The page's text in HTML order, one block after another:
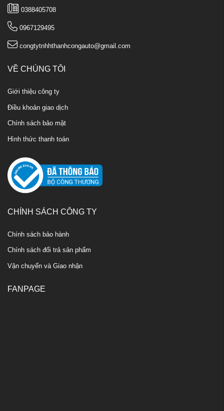
0388405708
0967129495
congtytnhhthanhcongauto@gmail.com
VỀ CHÚNG TÔI
Giới thiệu công ty
Điều khoản giao dịch
Chính sách bảo mật
Hình thức thanh toán
CHÍNH SÁCH CÔNG TY
Chính sách bảo hành
Chính sách đổi trả sản phẩm
Vận chuyển và Giao nhận
FANPAGE